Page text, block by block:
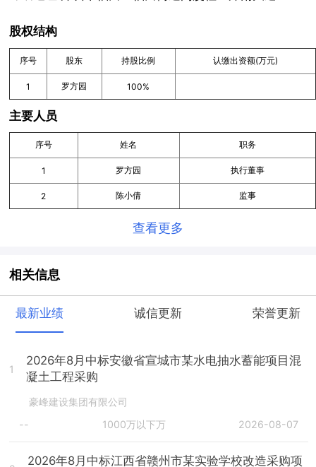
股权结构
序号 股东 持股比例 认缴出资额(万元)
1 罗方园 100%
主要人员
序号 姓名 职务
1 罗方园 执行董事
2 陈小倩 监事
查看更多
相关信息
最新业绩 诚信更新 荣誉更新
1
2026年8月中标安徽省宣城市某水电抽水蓄能项目混
凝土工程采购
豪峰建设集团有限公司
--
1000万以下万 2026-08-07
2026年8月中标江西省赣州市某实验学校改造采购项